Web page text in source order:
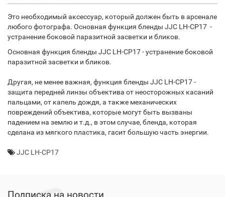
Это необходимый аксессуар, который должен быть в арсенале
любого фотографа. Основная функция бленды JJC LH-CP17 -
устранение боковой паразитной засветки и бликов.
Основная функция бленды JJC LH-CP17 - устранение боковой
паразитной засветки и бликов.
Другая, не менее важная, функция бленды JJC LH-CP17 -
защита передней линзы объектива от неосторожных касаний
пальцами, от капель дождя, а также механических
повреждений объектива, которые могут быть вызваны
падением на землю и т.д., в этом случае, бленда, которая
сделана из мягкого пластика, гасит большую часть энергии.
JJC LH-CP17